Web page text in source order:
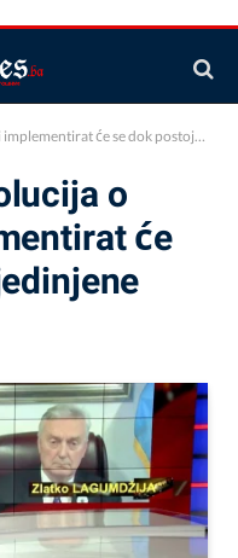
će se dok postoje Ujedinjene nacije
o
će